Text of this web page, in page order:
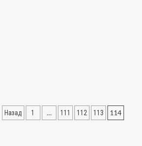
Пагинация
Назад 1 … 111 112 113 114